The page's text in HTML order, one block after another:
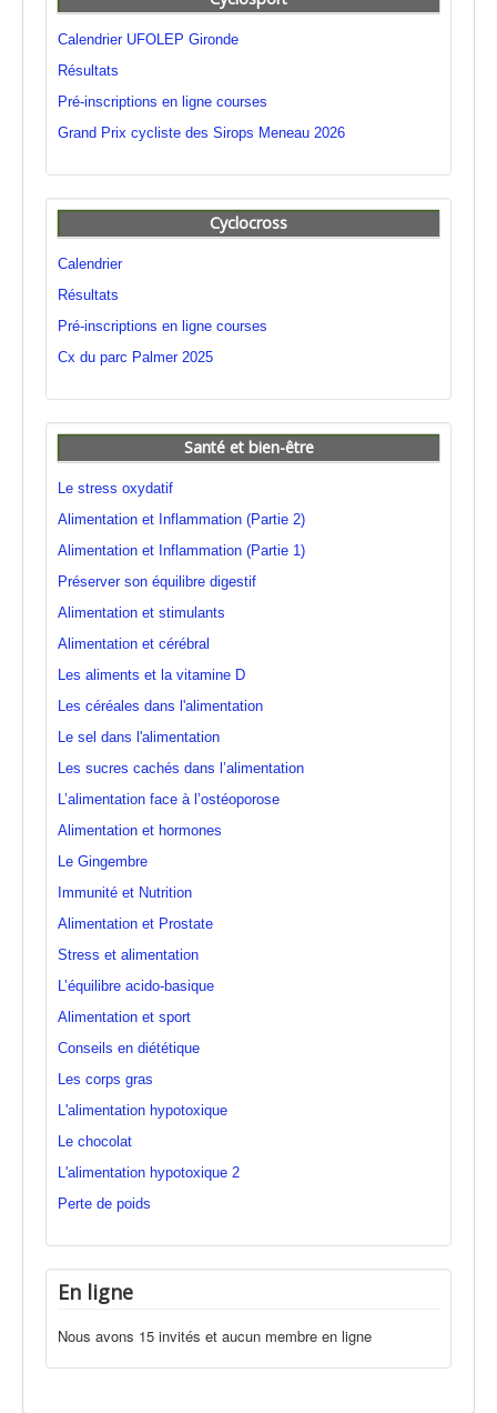
Calendrier UFOLEP Gironde
Résultats
Pré-inscriptions en ligne courses
Grand Prix cycliste des Sirops Meneau 2026
Cyclocross
Calendrier
Résultats
Pré-inscriptions en ligne courses
Cx du parc Palmer 2025
Santé et bien-être
Le stress oxydatif
Alimentation et Inflammation (Partie 2)
Alimentation et Inflammation (Partie 1)
Préserver son équilibre digestif
Alimentation et stimulants
Alimentation et cérébral
Les aliments et la vitamine D
Les céréales dans l'alimentation
Le sel dans l'alimentation
Les sucres cachés dans l’alimentation
L’alimentation face à l’ostéoporose
Alimentation et hormones
Le Gingembre
Immunité et Nutrition
Alimentation et Prostate
Stress et alimentation
L’équilibre acido-basique
Alimentation et sport
Conseils en diététique
Les corps gras
L'alimentation hypotoxique
Le chocolat
L'alimentation hypotoxique 2
Perte de poids
En ligne
Nous avons 15 invités et aucun membre en ligne